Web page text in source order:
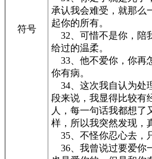
符号
承认我会难受，就那么
起你的所有。
32、可惜不是你，陪
给过的温柔。
33、他不爱你，你再
你有病。
34、这次我自认为处
段来说，我显得比较有
人，每一句话我都想了
样，所以我突然发现，
35、不怪你忍心去，
36、我曾说过要爱你